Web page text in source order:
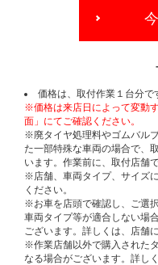
価格は、取付作業１台分で
※価格は来店日によって変動
面」にてご確認ください。
※廃タイヤ処理料やゴムバル
た一部特殊な車両の場合で、
います。作業前に、取付店舗
※店舗、車両タイプ、サイズ
ください。
※お車を店頭で確認し、ご選
車両タイプ等が適合しない場
ございます。詳しくは、店舗
※作業店舗以外で購入された
なる場合がございます。詳し